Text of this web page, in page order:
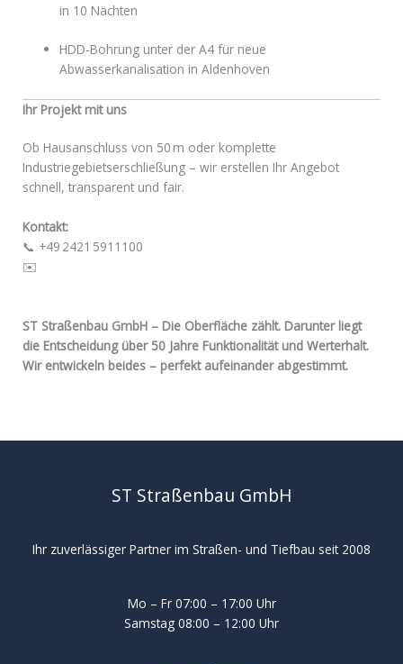
in 10 Nächten
HDD-Bohrung unter der A4 für neue
Abwasserkanalisation in Aldenhoven
Ihr Projekt mit uns
Ob Hausanschluss von 50 m oder komplette
Industriegebietserschließung – wir erstellen Ihr Angebot
schnell, transparent und fair.
Kontakt:
📞 +49 2421 5911100
✉️
ST Straßenbau GmbH – Die Oberfläche zählt. Darunter liegt
die Entscheidung über 50 Jahre Funktionalität und Werterhalt.
Wir entwickeln beides – perfekt aufeinander abgestimmt.
ST Straßenbau GmbH
Ihr zuverlässiger Partner im Straßen- und Tiefbau seit 2008
Mo – Fr 07:00 – 17:00 Uhr
Samstag 08:00 – 12:00 Uhr